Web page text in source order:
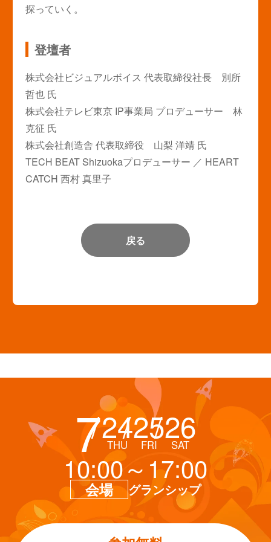
探っていく。
登壇者
株式会社ビジュアルボイス 代表取締役社長 別所
哲也 氏
株式会社テレビ東京 IP事業局 プロデューサー 林
克征 氏
株式会社創造舎 代表取締役 山梨 洋靖 氏
TECH BEAT Shizuokaプロデューサー ／ HEART
CATCH 西村 真里子
戻る
724
THU 25
FRI 26
SAT
10:00～17:00
会場 グランシップ